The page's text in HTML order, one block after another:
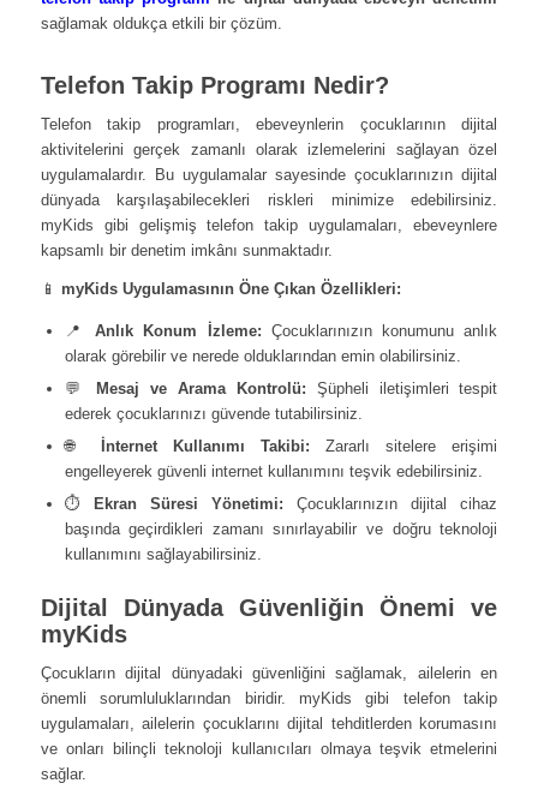
sağlamak oldukça etkili bir çözüm.
Telefon Takip Programı Nedir?
Telefon takip programları, ebeveynlerin çocuklarının dijital
aktivitelerini gerçek zamanlı olarak izlemelerini sağlayan özel
uygulamalardır. Bu uygulamalar sayesinde çocuklarınızın dijital
dünyada karşılaşabilecekleri riskleri minimize edebilirsiniz.
myKids gibi gelişmiş telefon takip uygulamaları, ebeveynlere
kapsamlı bir denetim imkânı sunmaktadır.
📱 myKids Uygulamasının Öne Çıkan Özellikleri:
📍Anlık Konum İzleme: Çocuklarınızın konumunu anlık
olarak görebilir ve nerede olduklarından emin olabilirsiniz.
💬
Mesaj ve Arama Kontrolü: Şüpheli iletişimleri tespit
ederek çocuklarınızı güvende tutabilirsiniz.
🌐
İnternet Kullanımı Takibi: Zararlı sitelere erişimi
engelleyerek güvenli internet kullanımını teşvik edebilirsiniz.
⏱️
Ekran Süresi Yönetimi: Çocuklarınızın dijital cihaz
başında geçirdikleri zamanı sınırlayabilir ve doğru teknoloji
kullanımını sağlayabilirsiniz.
Dijital Dünyada Güvenliğin Önemi ve
myKids
Çocukların dijital dünyadaki güvenliğini sağlamak, ailelerin en
önemli sorumluluklarından biridir. myKids gibi telefon takip
uygulamaları, ailelerin çocuklarını dijital tehditlerden korumasını
ve onları bilinçli teknoloji kullanıcıları olmaya teşvik etmelerini
sağlar.